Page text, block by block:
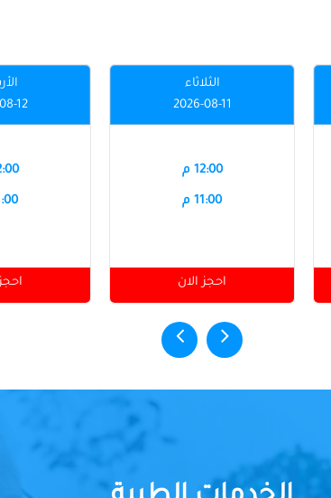
الثلاثاء
2026-08-11
12:00 م
11:00 م
احجز الان
12